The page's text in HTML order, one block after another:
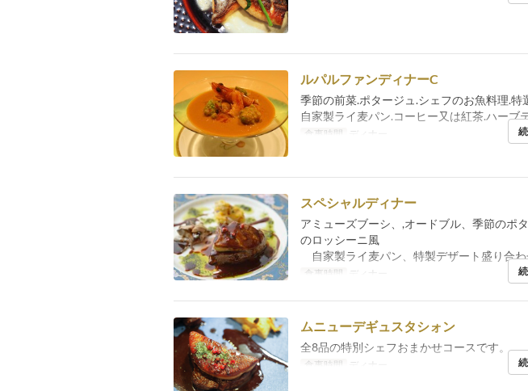
ルパルファンディナーC
季節の前菜.ポタージュ.シェフのお魚料理.
自家製ライ麦パン.コーヒー又は紅茶.ハーブ
食事時間 ディナー
スペシャルディナー
アミューズブーシ、,オードブル、季節のポ
のロッシーニ風
自家製ライ麦パン、特製デザート盛り合
食事時間 ディナー
ムニューデギュスタシォン
全8品の特別シェフおまかせコースです。
食事時間 ディナー